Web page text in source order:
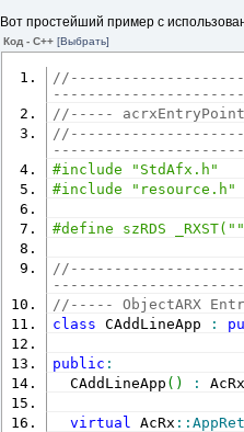
Вот простейший пример с
Код - C++ [Выбрать]
//-----
#include "StdAfx.h"
#include "resource.h"
#define szRDS
//----- ObjectARX
class CAddLineApp :
public :
CAddLineApp ( ) :
virtual AcRx ::